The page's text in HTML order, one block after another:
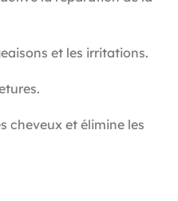
et les irritations.
cheveux et élimine les